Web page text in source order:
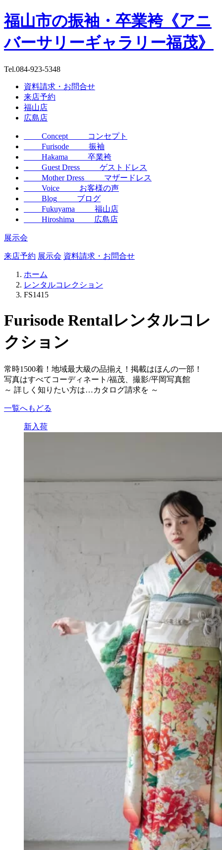
福山市の振袖・卒業袴《アニ
バーサリーギャラリー福茂》
Tel.084-923-5348
資料請求・お問合せ
来店予約
福山店
広島店
Concept
コンセプト
Furisode
振袖
Hakama
卒業袴
Guest Dress
ゲストドレス
Mother Dress
マザードレス
Voice
お客様の声
Blog
ブログ
Fukuyama
福山店
Hiroshima
広島店
展示会
来店予約 展示会 資料請求・お問合せ
ホーム
レンタルコレクション
FS1415
Furisode Rentalレンタルコレ
クション
常時1500着！地域最大級の品揃え！掲載はほんの一部！
写真はすべてコーディネート/福茂、撮影/平岡写真館
～ 詳しく知りたい方は…カタログ請求を ～
一覧へもどる
新入荷